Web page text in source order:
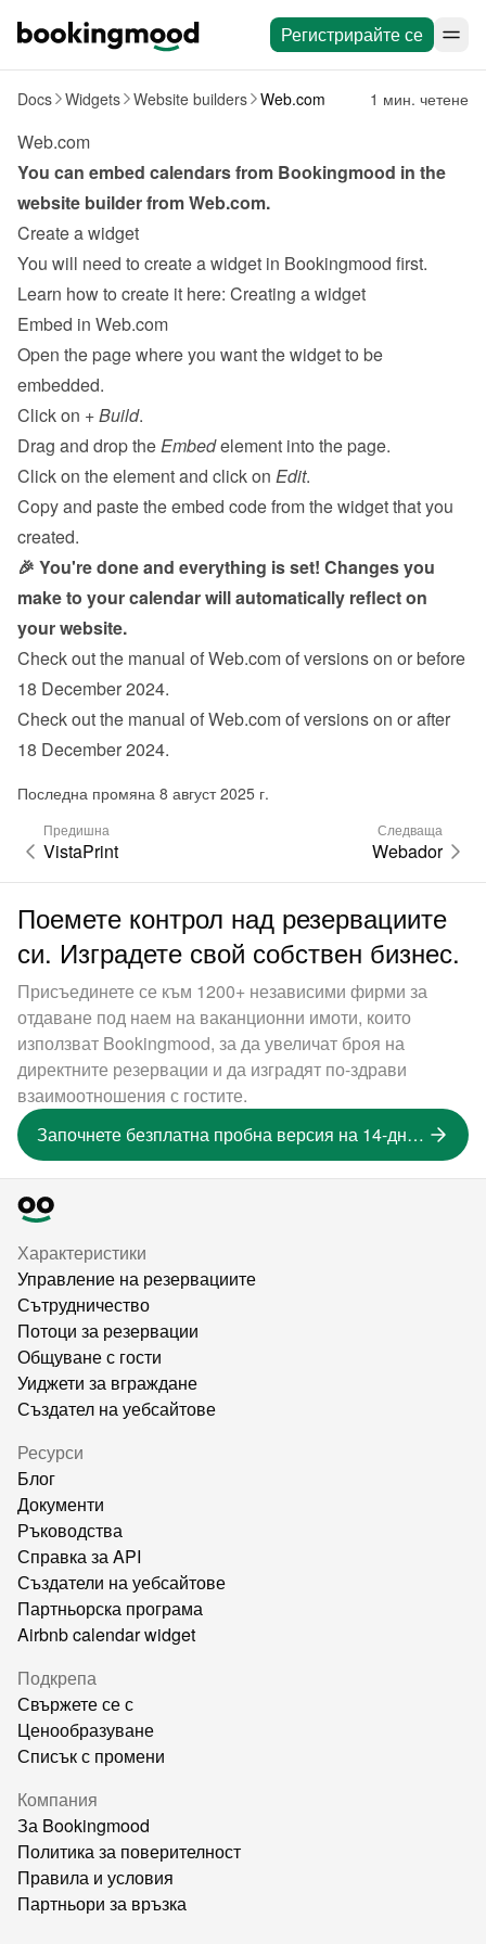
Регистрирайте се
Docs Widgets Website builders Web.com 1 мин. четене
Web.com
You can embed calendars from Bookingmood in the
website builder from Web.com.
Create a widget
You will need to create a widget in Bookingmood first.
Learn how to create it here: Creating a widget
Embed in Web.com
Open the page where you want the widget to be
embedded.
Click on + Build.
Drag and drop the Embed element into the page.
Click on the element and click on Edit.
Copy and paste the embed code from the widget that you
created.
🎉 You're done and everything is set! Changes you
make to your calendar will automatically reflect on
your website.
Check out the manual of Web.com of versions on or before
18 December 2024.
Check out the manual of Web.com of versions on or after
18 December 2024.
Последна промяна 8 август 2025 г.
Предишна
VistaPrint
Следваща
Webador
Поемете контрол над резервациите
си. Изградете свой собствен бизнес.
Присъединете се към 1200+ независими фирми за
отдаване под наем на ваканционни имоти, които
използват Bookingmood, за да увеличат броя на
директните резервации и да изградят по-здрави
взаимоотношения с гостите.
Започнете безплатна пробна версия на 14-дневна версия
Характеристики
Управление на резервациите
Сътрудничество
Потоци за резервации
Общуване с гости
Уиджети за вграждане
Създател на уебсайтове
Ресурси
Блог
Документи
Ръководства
Справка за API
Създатели на уебсайтове
Партньорска програма
Airbnb calendar widget
Подкрепа
Свържете се с
Ценообразуване
Списък с промени
Компания
За Bookingmood
Политика за поверителност
Правила и условия
Партньори за връзка